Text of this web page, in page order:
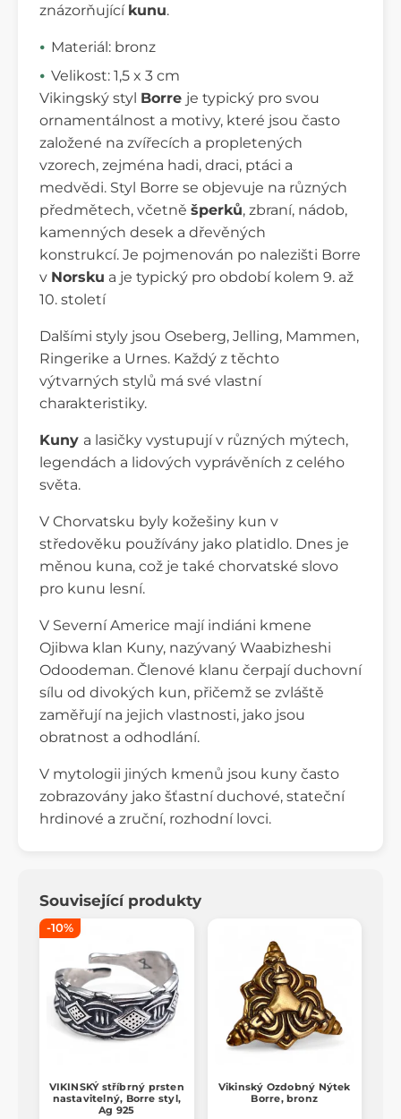
znázorňující kunu.
Materiál: bronz
Velikost: 1,5 x 3 cm
Vikingský styl Borre je typický pro svou
ornamentálnost a motivy, které jsou často
založené na zvířecích a propletených
vzorech, zejména hadi, draci, ptáci a
medvědi. Styl Borre se objevuje na různých
předmětech, včetně šperků, zbraní, nádob,
kamenných desek a dřevěných
konstrukcí. Je pojmenován po nalezišti Borre
v Norsku a je typický pro období kolem 9. až
10. století
Dalšími styly jsou Oseberg, Jelling, Mammen,
Ringerike a Urnes. Každý z těchto
výtvarných stylů má své vlastní
charakteristiky.
Kuny a lasičky vystupují v různých mýtech,
legendách a lidových vyprávěních z celého
světa.
V Chorvatsku byly kožešiny kun v
středověku používány jako platidlo. Dnes je
měnou kuna, což je také chorvatské slovo
pro kunu lesní.
V Severní Americe mají indiáni kmene
Ojibwa klan Kuny, nazývaný Waabizheshi
Odoodeman. Členové klanu čerpají duchovní
sílu od divokých kun, přičemž se zvláště
zaměřují na jejich vlastnosti, jako jsou
obratnost a odhodlání.
V mytologii jiných kmenů jsou kuny často
zobrazovány jako šťastní duchové, stateční
hrdinové a zruční, rozhodní lovci.
Související produkty
-10%
VIKINSKÝ stříbrný prsten
nastavitelný, Borre styl,
Ag 925
Vikinský Ozdobný Nýtek
Borre, bronz